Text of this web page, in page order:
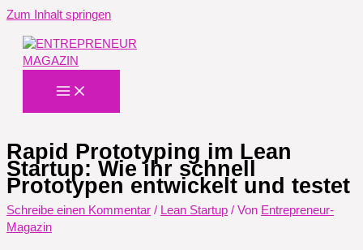
Zum Inhalt springen
Rapid Prototyping im Lean
Startup: Wie ihr schnell
Prototypen entwickelt und testet
Schreibe einen Kommentar / Lean Startup / Von Entrepreneur-
Magazin